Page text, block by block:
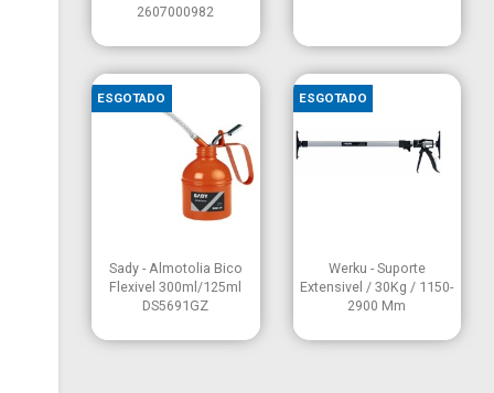
2607000982
Vista rápida
Sady - Almotolia Bico
Flexivel 300ml/125ml
DS5691GZ
ESGOTADO
Vista rápida
Werku - Suporte
Extensivel / 30Kg / 1150-
2900 Mm
ESGOTADO